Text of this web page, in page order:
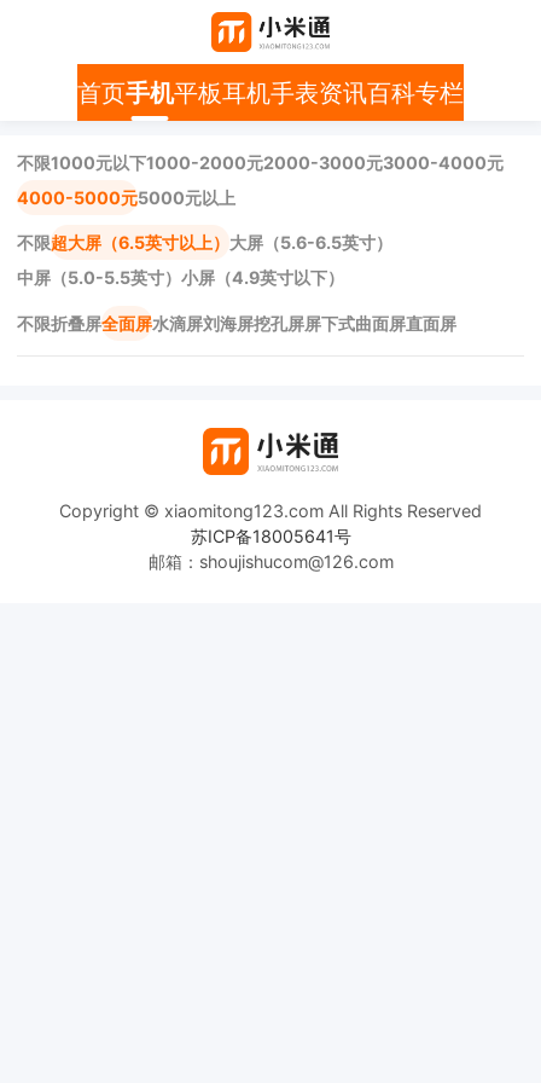
首页手机平板耳机手表资讯百科专栏
不限1000元以下1000-2000元2000-3000元3000-4000元
4000-5000元5000元以上
不限超大屏（6.5英寸以上） 大屏（5.6-6.5英寸）
中屏（5.0-5.5英寸）小屏（4.9英寸以下）
不限折叠屏全面屏水滴屏刘海屏挖孔屏屏下式曲面屏直面屏
Copyright © xiaomitong123.com All Rights Reserved
苏ICP备18005641号
邮箱：shoujishucom@126.com